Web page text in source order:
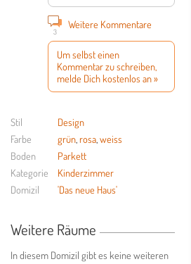
3
Weitere Kommentare
Um selbst einen
Kommentar zu schreiben,
melde Dich kostenlos an »
Stil
Design
Farbe
grün,rosa,weiss
Boden
Parkett
Kategorie
Kinderzimmer
Domizil
'Das neue Haus'
Weitere Räume
In diesem Domizil gibt es keine weiteren